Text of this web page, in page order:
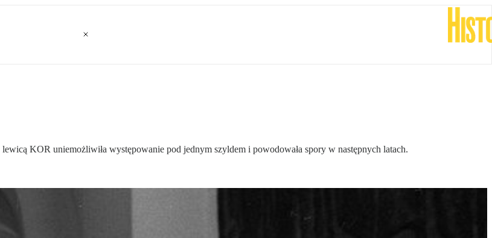
KOR uniemożliwiła występowanie pod jednym szyldem i powodowała spory w następnych latach.